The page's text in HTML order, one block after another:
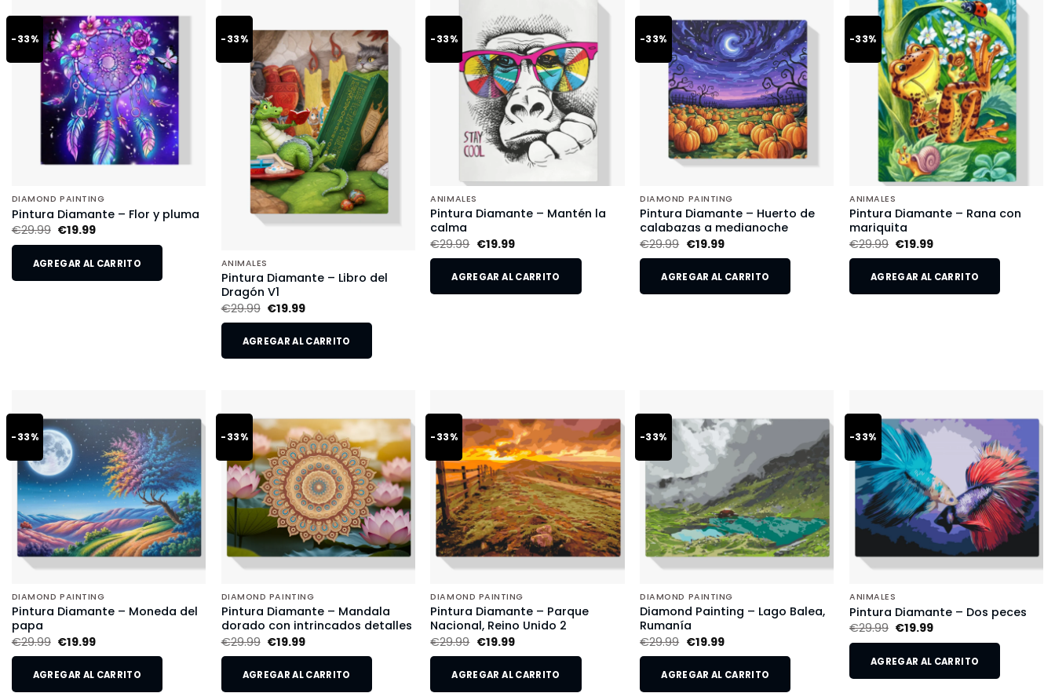
-33%
DIAMOND PAINTING
Pintura Diamante – Flor y pluma
€29.99 €19.99
AGREGAR AL CARRITO
-33%
ANIMALES
Pintura Diamante – Libro del
Dragón V1
€29.99 €19.99
AGREGAR AL CARRITO
-33%
ANIMALES
Pintura Diamante – Mantén la
calma
€29.99 €19.99
AGREGAR AL CARRITO
-33%
DIAMOND PAINTING
Pintura Diamante – Huerto de
calabazas a medianoche
€29.99 €19.99
AGREGAR AL CARRITO
-33%
ANIMALES
Pintura Diamante – Rana con
mariquita
€29.99 €19.99
AGREGAR AL CARRITO
-33%
DIAMOND PAINTING
Pintura Diamante – Moneda del
papa
€29.99 €19.99
AGREGAR AL CARRITO
-33%
DIAMOND PAINTING
Pintura Diamante – Mandala
dorado con intrincados detalles
€29.99 €19.99
AGREGAR AL CARRITO
-33%
DIAMOND PAINTING
Pintura Diamante – Parque
Nacional, Reino Unido 2
€29.99 €19.99
AGREGAR AL CARRITO
-33%
DIAMOND PAINTING
Diamond Painting – Lago Balea,
Rumanía
€29.99 €19.99
AGREGAR AL CARRITO
-33%
ANIMALES
Pintura Diamante – Dos peces
€29.99 €19.99
AGREGAR AL CARRITO